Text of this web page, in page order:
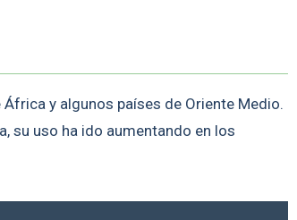
y algunos países de Oriente Medio.
su uso ha ido aumentando en los